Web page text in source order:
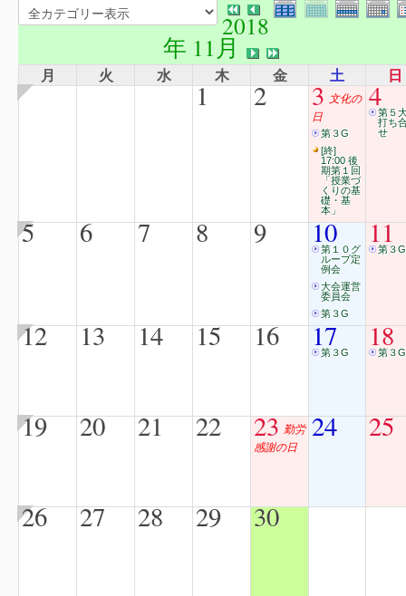
2018
年 11月
月 火 水 木 金 土 日
1 2 3 文化の
日
第３G
[終]
17:00 後
期第１回
「授業づ
くりの基
礎・基
本」
4第５
打ち
せ
5 6 7 8 9 10
第１０グ
ループ定
例会
大会運営
委員会
第３G
11
第３G
12 13 14 15 16 17
第３G 18
第３G
19 20 21 22 23 勤労
感謝の日
24 25
26 27 28 29 30